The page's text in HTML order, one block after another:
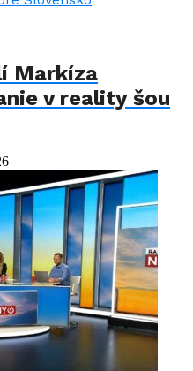
Markíza
v reality šou